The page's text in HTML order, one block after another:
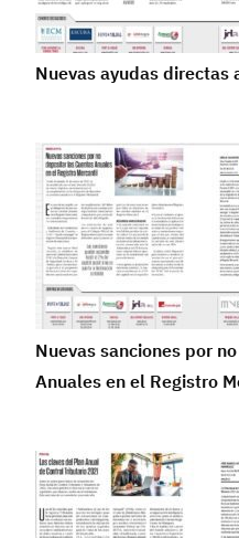
Nuevas ayudas directas
Nuevas sanciones por
Anuales en el Registro